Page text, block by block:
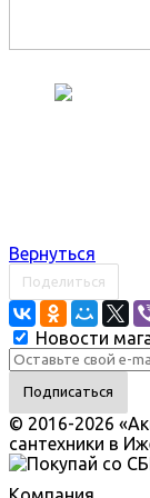
Вернуться
Поделиться
Новости
© 2016-2026
сантехники в